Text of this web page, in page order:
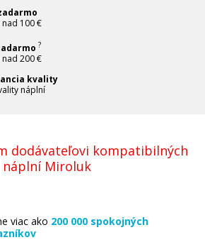
HP č. 933C XL (CN054AE)
(Azúrová)
Originálna náplň
27,90 €
100 €
?
200 €
kvality
náplní
dodávateľovi kompatibilných
náplní Miroluk
viac ako 200 000 spokojných